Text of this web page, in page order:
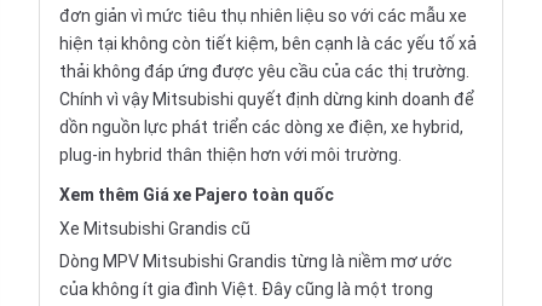
đơn giản vì mức tiêu thụ nhiên liệu so với các mẫu xe
hiện tại không còn tiết kiệm, bên cạnh là các yếu tố xả
thải không đáp ứng được yêu cầu của các thị trường.
Chính vì vậy Mitsubishi quyết định dừng kinh doanh để
dồn nguồn lực phát triển các dòng xe điện, xe hybrid,
plug-in hybrid thân thiện hơn với môi trường.
Xem thêm Giá xe Pajero toàn quốc
Xe Mitsubishi Grandis cũ
Dòng MPV Mitsubishi Grandis từng là niềm mơ ước
của không ít gia đình Việt. Đây cũng là một trong